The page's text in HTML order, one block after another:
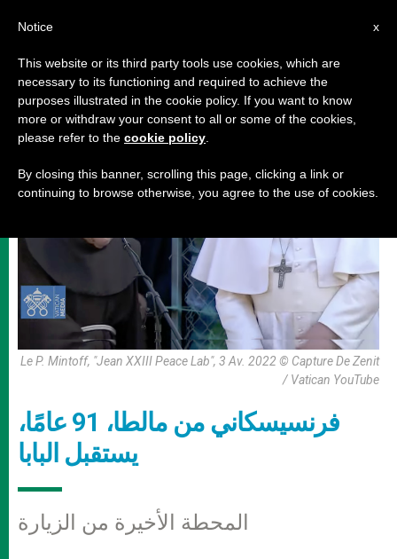
رحلات البابا
Le P. Mintoff, "Jean XXIII Peace Lab", 3 Av. 2022 © Capture De Zenit
/ Vatican YouTube
فرنسيسكاني من مالطا، 91 عامًا،
يستقبل البابا
المحطة الأخيرة من الزيارة
x
Notice
This website or its third party tools use cookies, which are
necessary to its functioning and required to achieve the
purposes illustrated in the cookie policy. If you want to know
more or withdraw your consent to all or some of the cookies,
please refer to the cookie policy
By closing this banner, scrolling this page, clicking a link or
continuing to browse otherwise, you agree to the use of cookies.